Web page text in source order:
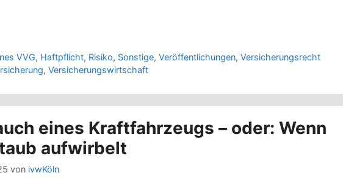
VVG, Haftpflicht, Risiko, Sonstige,Veröffentlichungen,Versicherungsrecht
,Versicherungswirtschaft
eines Kraftfahrzeugs – oder: Wenn
aufwirbelt
von ivwKöln